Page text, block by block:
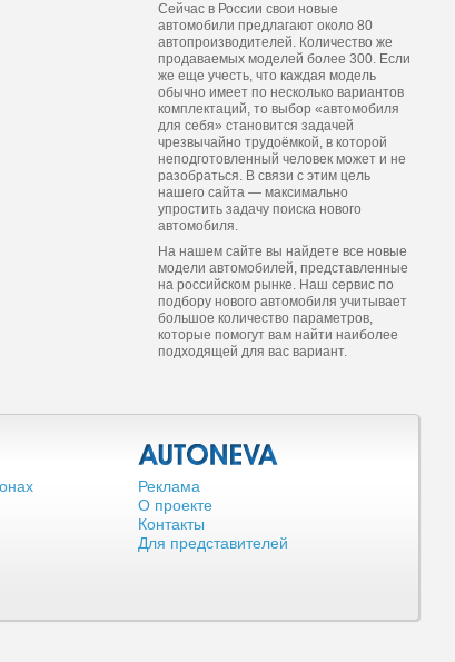
Сейчас в России свои новые
автомобили предлагают около 80
автопроизводителей. Количество же
продаваемых моделей более 300. Если
же еще учесть, что каждая модель
обычно имеет по несколько вариантов
комплектаций, то выбор «автомобиля
для себя» становится задачей
чрезвычайно трудоёмкой, в которой
неподготовленный человек может и не
разобраться. В связи с этим цель
нашего сайта — максимально
упростить задачу поиска нового
автомобиля.
На нашем сайте вы найдете все новые
модели автомобилей, представленные
на российском рынке. Наш сервис по
подбору нового автомобиля учитывает
большое количество параметров,
которые помогут вам найти наиболее
подходящей для вас вариант.
Реклама
О проекте
Контакты
Для представителей